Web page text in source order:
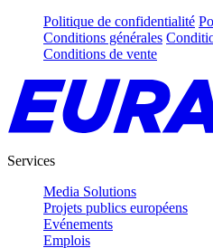
Politique de confidentialité
Conditions générales
Conditions de vente
Services
Media Solutions
Projets publics européens
Evénements
Emplois